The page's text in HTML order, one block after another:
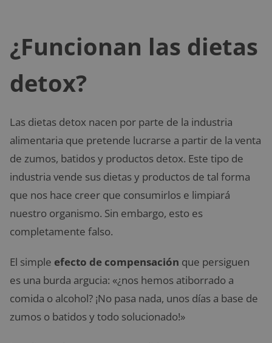
¿Funcionan las dietas
detox?
Las dietas detox nacen por parte de la industria
alimentaria que pretende lucrarse a partir de la venta
de zumos, batidos y productos detox. Este tipo de
industria vende sus dietas y productos de tal forma
que nos hace creer que consumirlos e limpiará
nuestro organismo. Sin embargo, esto es
completamente falso.
El simple efecto de compensación que persiguen
es una burda argucia: «¿nos hemos atiborrado a
comida o alcohol? ¡No pasa nada, unos días a base de
zumos o batidos y todo solucionado!»